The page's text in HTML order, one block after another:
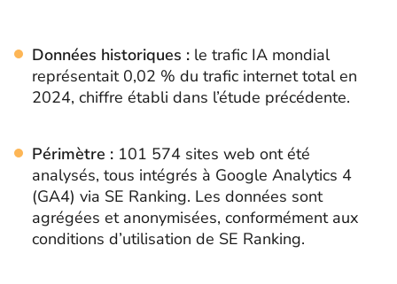
Données historiques : le trafic IA mondial
représentait 0,02 % du trafic internet total en
2024, chiffre établi dans l’étude précédente.
Périmètre : 101 574 sites web ont été
analysés, tous intégrés à Google Analytics 4
(GA4) via SE Ranking. Les données sont
agrégées et anonymisées, conformément aux
conditions d’utilisation de SE Ranking.